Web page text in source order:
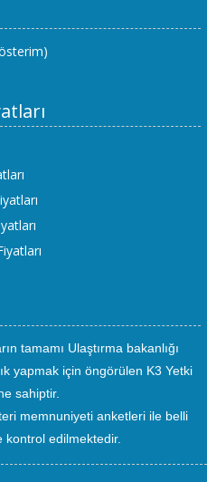
tamamı Ulaştırma bakanlığı
yapmak için öngörülen K3 Yetki
sahiptir.
memnuniyeti anketleri ile belli
kontrol edilmektedir.